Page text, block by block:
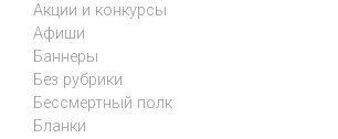
Акции и конкурсы
Афиши
Баннеры
Без рубрики
Бессмертный полк
Бланки